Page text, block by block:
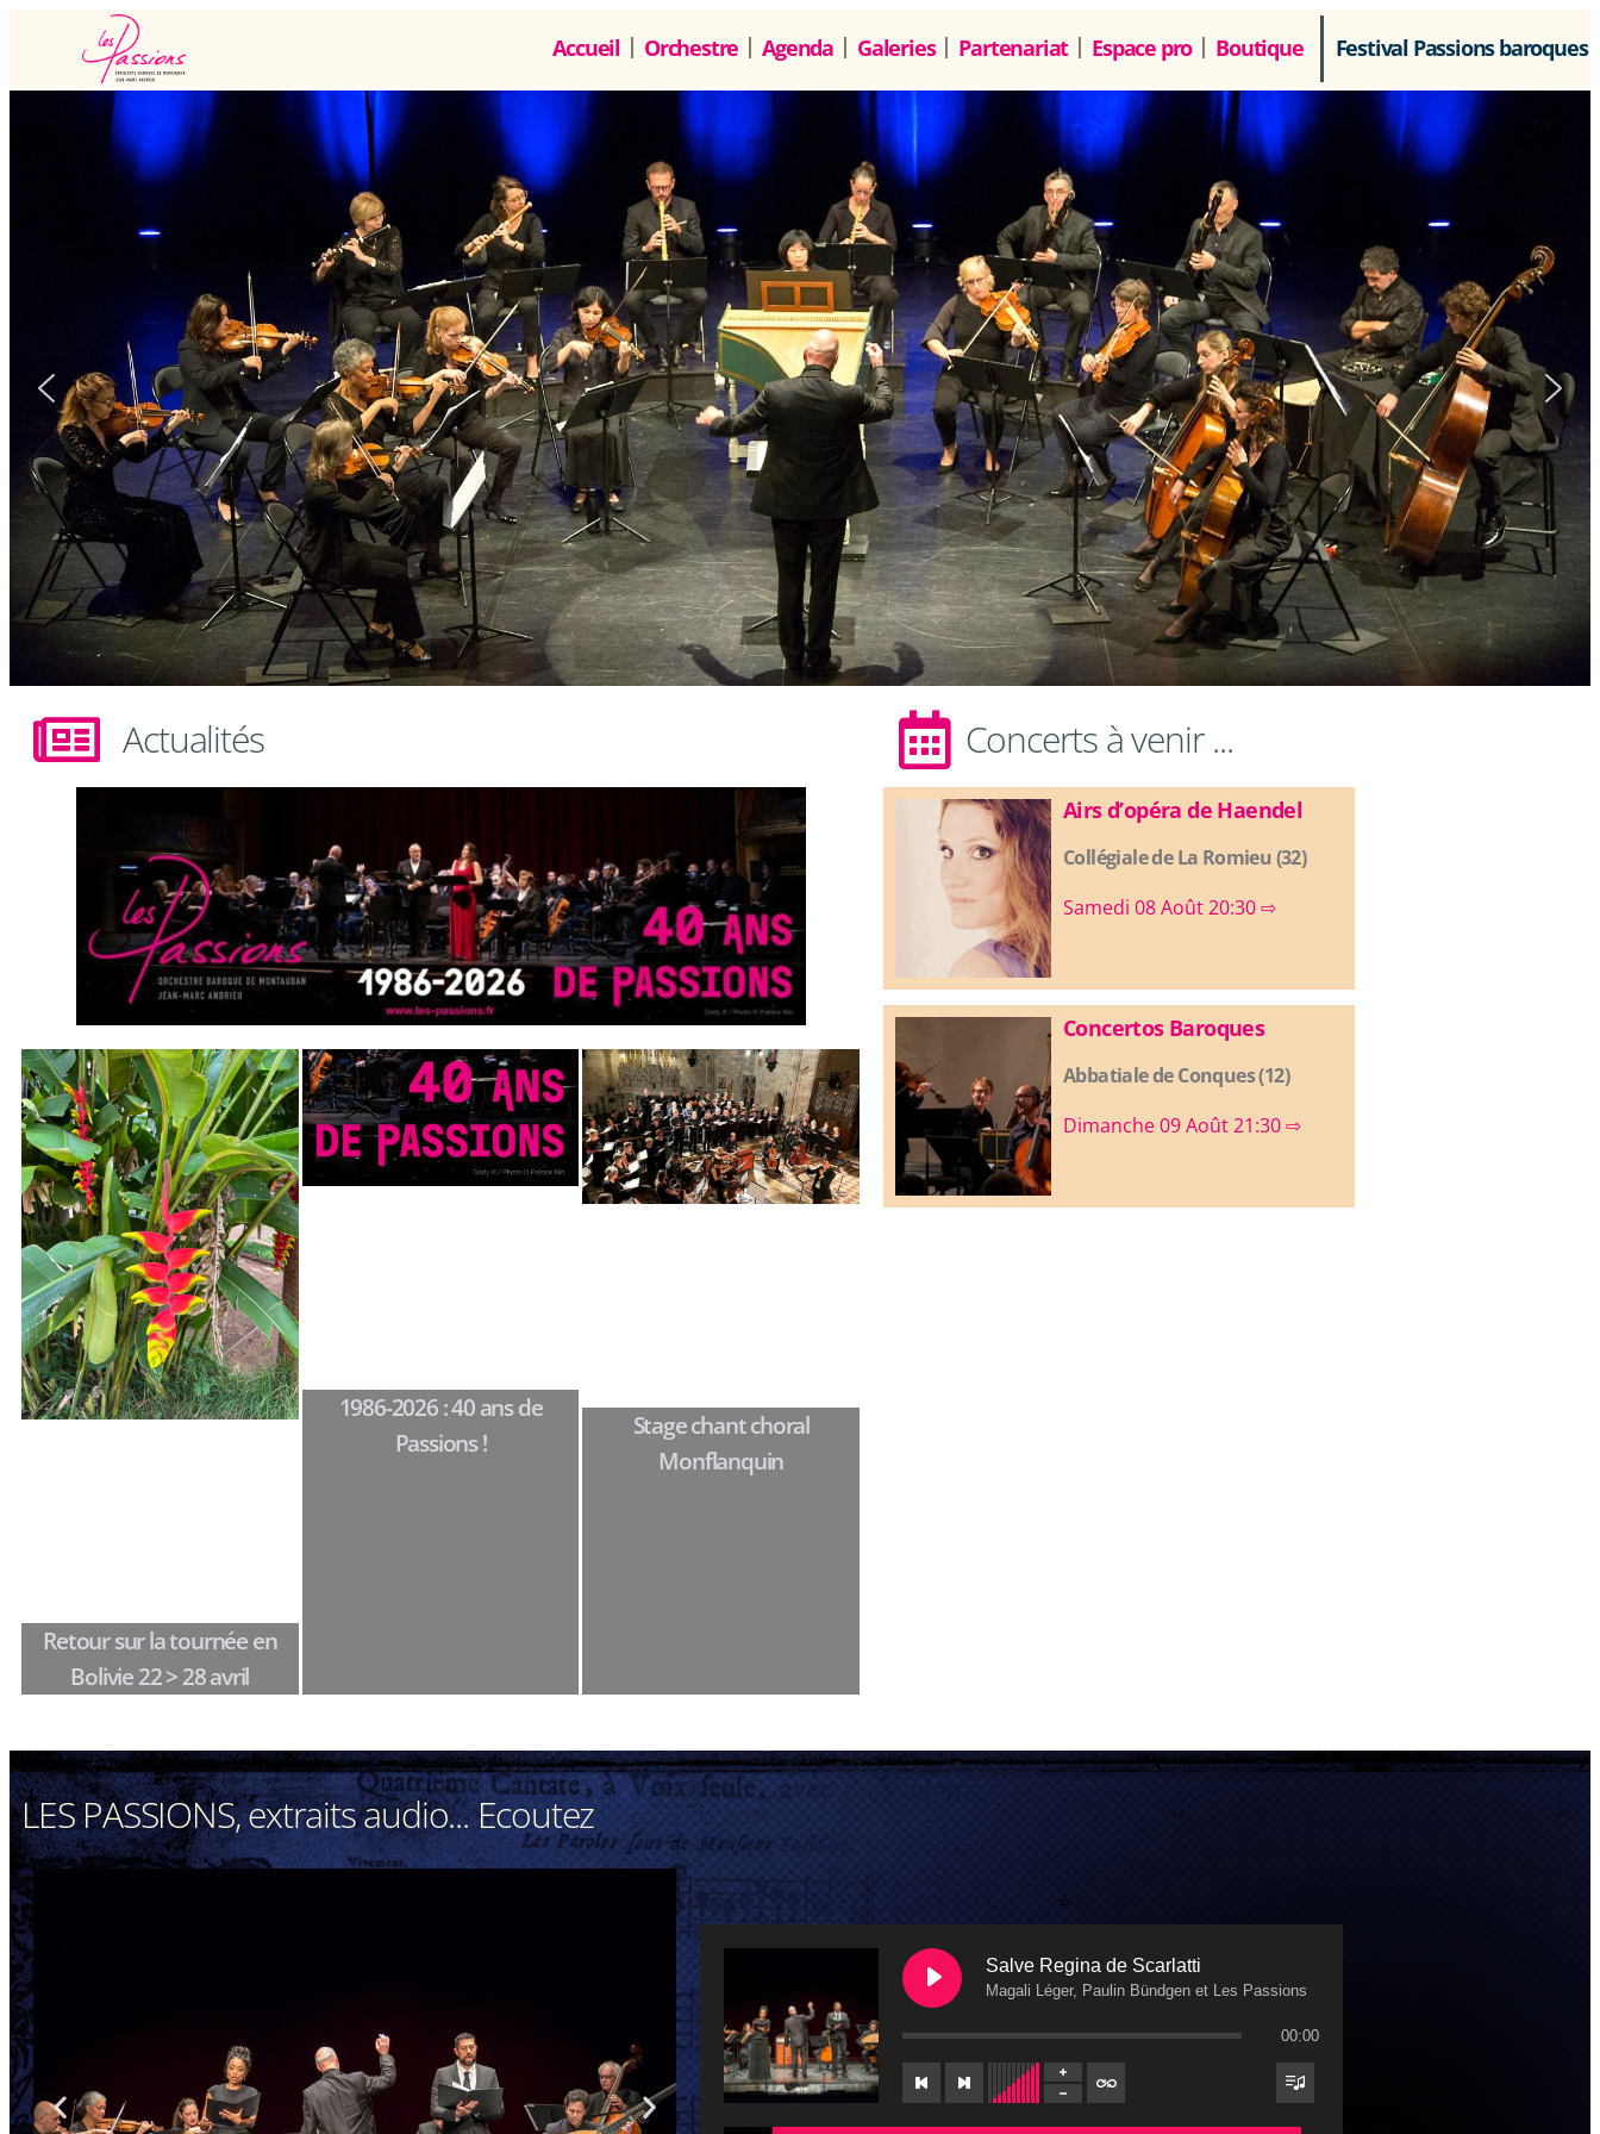
Accueil Orchestre Agenda Galeries Partenariat Espace pro Boutique Festival Passions baroques
Actualités
Retour sur la tournée en
Bolivie 22 > 28 avril
1986-2026 : 40 ans de
Passions !
Stage chant choral
Monflanquin
Concerts à venir ...
Airs d’opéra de Haendel
Collégiale de La Romieu (32)
Samedi 08 Août 20:30 ⇨
Concertos Baroques
Abbatiale de Conques (12)
Dimanche 09 Août 21:30 ⇨
LES PASSIONS, extraits audio... Ecoutez
Salve Regina de Scarlatti
Magali Léger, Paulin Bündgen et Les Passions
00:00